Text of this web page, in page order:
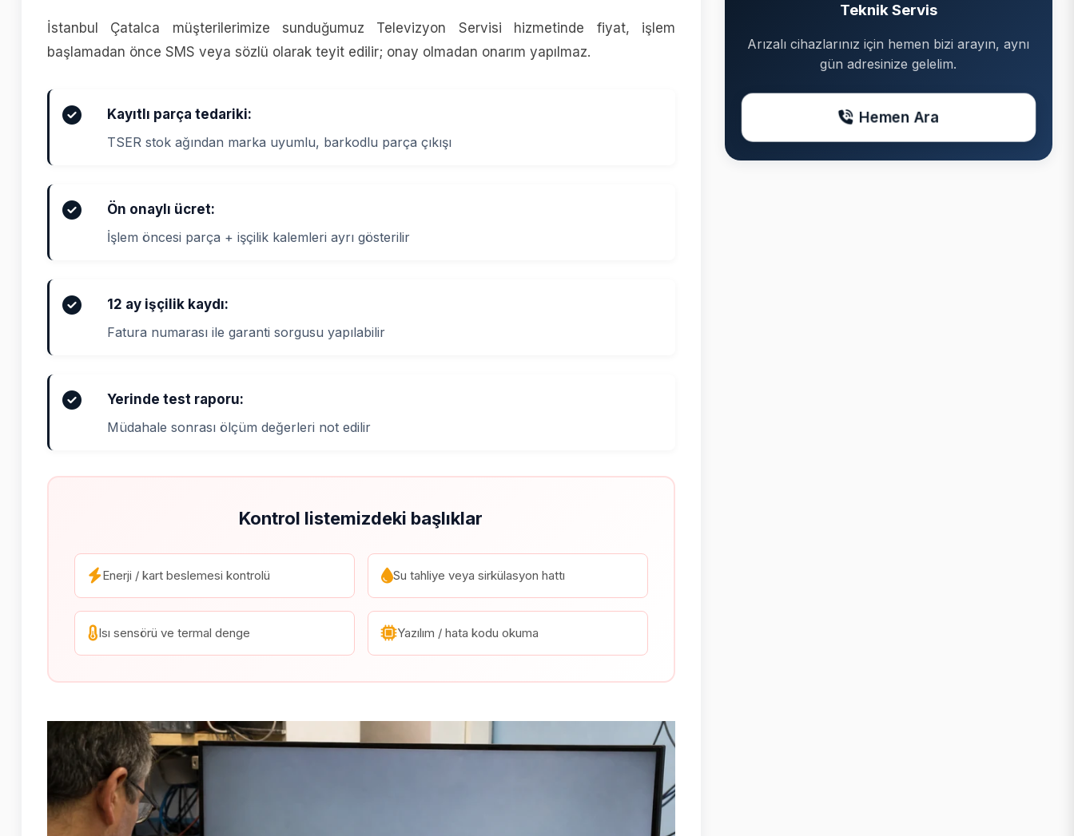
İstanbul Çatalca müşterilerimize sunduğumuz Televizyon Servisi hizmetinde fiyat, işlem
başlamadan önce SMS veya sözlü olarak teyit edilir; onay olmadan onarım yapılmaz.
Kayıtlı parça tedariki:
TSER stok ağından marka uyumlu, barkodlu parça çıkışı
Ön onaylı ücret:
İşlem öncesi parça + işçilik kalemleri ayrı gösterilir
12 ay işçilik kaydı:
Fatura numarası ile garanti sorgusu yapılabilir
Yerinde test raporu:
Müdahale sonrası ölçüm değerleri not edilir
Kontrol listemizdeki başlıklar
Enerji / kart beslemesi kontrolü Su tahliye veya sirkülasyon hattı
Isı sensörü ve termal denge Yazılım / hata kodu okuma
Teknik Servis
Arızalı cihazlarınız için hemen bizi arayın, aynı
gün adresinize gelelim.
Hemen Ara